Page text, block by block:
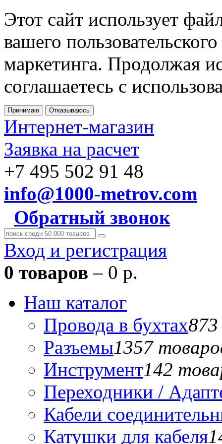
Этот сайт использует
вашего
маркетинга. Продолжая
соглашаетесь с
Принимаю Отказываюсь
Интернет-магазин
Заявка на расчет
+7 495 502 91 48
info@1000-metrov.com
Обратный звонок
Вход и регистрация
0 товаров – 0 р.
Наш каталог
Провода в бухтах
Разъемы1357
Инструмент142
Переходники /
Кабели
Катушки для кабеля